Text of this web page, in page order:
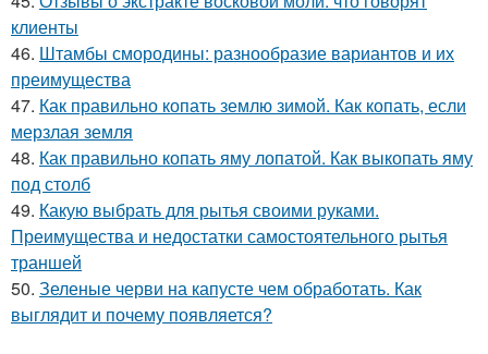
клиенты
46. Штамбы смородины: разнообразие вариантов и их
преимущества
47. Как правильно копать землю зимой. Как копать, если
мерзлая земля
48. Как правильно копать яму лопатой. Как выкопать яму
под столб
49. Какую выбрать для рытья своими руками.
Преимущества и недостатки самостоятельного рытья
траншей
50. Зеленые черви на капусте чем обработать. Как
выглядит и почему появляется?